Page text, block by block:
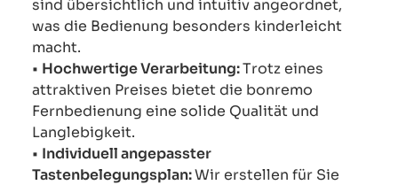
sind übersichtlich und intuitiv angeordnet,
was die Bedienung besonders kinderleicht
macht.
• Hochwertige Verarbeitung:Trotz eines
attraktiven Preises bietet die bonremo
Fernbedienung eine solide Qualität und
Langlebigkeit.
• Individuell angepasster
Tastenbelegungsplan:Wir erstellen für Sie